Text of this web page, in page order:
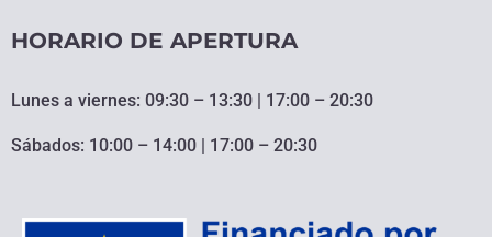
HORARIO DE APERTURA
Lunes a viernes: 09:30 – 13:30 | 17:00 – 20:30
Sábados: 10:00 – 14:00 | 17:00 – 20:30